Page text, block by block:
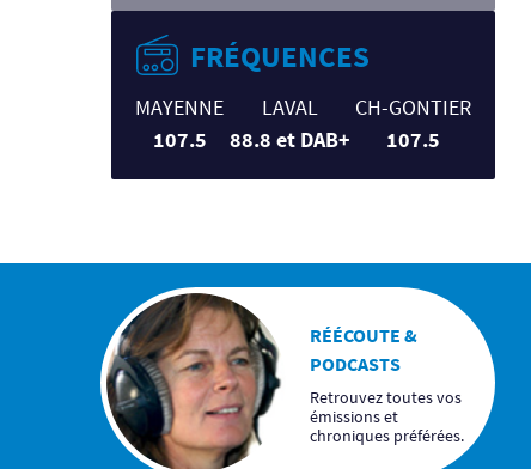
FRÉQUENCES
MAYENNE
107.5
LAVAL
88.8 et DAB+
CH-GONTIER
107.5
RÉÉCOUTE &
PODCASTS
Retrouvez toutes vos
émissions et
chroniques préférées.